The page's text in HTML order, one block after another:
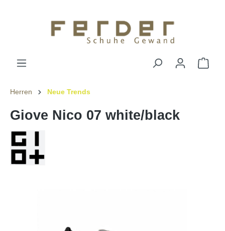
Herren Neue Trends
Giove Nico 07 white/black